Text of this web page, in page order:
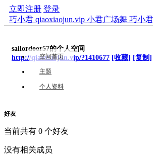
立即注册 登录
巧小君 qiaoxiaojun.vip 小君广场舞 巧小
sailordoor57的个人空间
http://qiaoxiaojun.vip/?1410677 [收藏] [复制]
空间首页
主题
个人资料
好友
当前共有 0 个好友
没有相关成员